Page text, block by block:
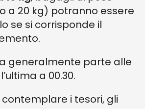
a 20 kg) potranno essere
se si corrisponde il
generalmente parte alle
a 00.30.
i tesori, gli